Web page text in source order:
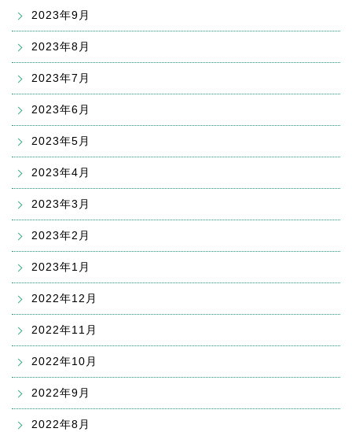
2023年9月
2023年8月
2023年7月
2023年6月
2023年5月
2023年4月
2023年3月
2023年2月
2023年1月
2022年12月
2022年11月
2022年10月
2022年9月
2022年8月